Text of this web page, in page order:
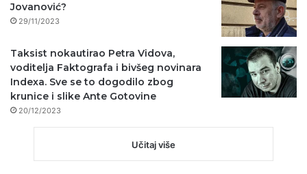
Jovanović?
29/11/2023
Taksist nokautirao Petra Vidova,
voditelja Faktografa i bivšeg novinara
Indexa. Sve se to dogodilo zbog
krunice i slike Ante Gotovine
20/12/2023
Učitaj više